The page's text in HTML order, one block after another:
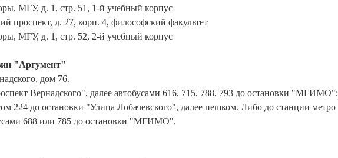
МГУ, д. 1, стр. 51, 1-й учебный корпус
проспект, д. 27, корп. 4, философский факультет
МГУ, д. 1, стр. 52, 2-й учебный корпус
"Аргумент"
дом 76.
Вернадского", далее автобусами 616, 715, 788, 793 до остановки "МГИМО";
224 до остановки "Улица Лобачевского", далее пешком. Либо до станции метро
688 или 785 до остановки "МГИМО".